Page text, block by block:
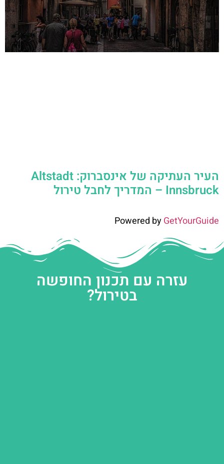
העיר העתיקה של אינסברוק: Altstadt
Innsbruck – המדריך לחבל טירול
Powered byGetYourGuide
עזרה עם תכנון החופשה
בטירול?